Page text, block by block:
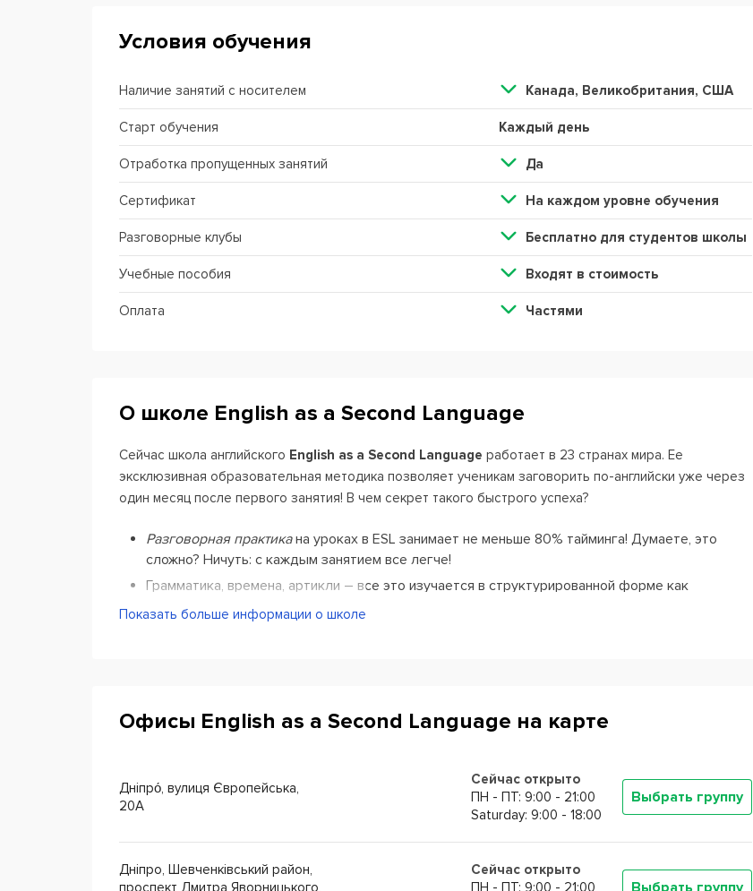
Условия обучения
Наличие занятий с носителем Канада, Великобритания, США
Старт обучения Каждый день
Отработка пропущенных занятий Да
Сертификат На каждом уровне обучения
Разговорные клубы Бесплатно для студентов школы
Учебные пособия Входят в стоимость
Оплата Частями
О школе English as a Second Language
Сейчас школа английского English as a Second Language работает в 23 странах мира. Ее
эксклюзивная образовательная методика позволяет ученикам заговорить по-английски уже через
один месяц после первого занятия! В чем секрет такого быстрого успеха?
Разговорная практикана уроках в ESL занимает не меньше 80% тайминга! Думаете, это
сложно? Ничуть: с каждым занятием все легче!
Грамматика, времена, артикли – все это изучается в структурированной форме как
вспомогательные знания к разговорному общению.
К тому же, школа английского English as a Second Language использует именно те методики,
которые рассчитаны на русско– и украиноговорящих учеников. Поэтому обучение здесь проходит
разочаровывался или в курсах, или в собственных способностях.
English as a Second Languageподелились интересной статистикой: 65%
студентов пришли учиться сюда по рекомендациям.
Показать больше информации о школе
Офисы English as a Second Language на карте
Дніпро́, вулиця Європейська,
20А
Сейчас открыто
ПН - ПТ: 9:00 - 21:00
Saturday: 9:00 - 18:00
Выбрать группу
Дніпро, Шевченківський район,
проспект Дмитра Яворницького,
Сейчас открыто
ПН - ПТ: 9:00 - 21:00
Выбрать группу